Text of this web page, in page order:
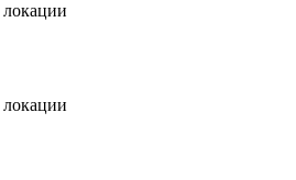
локации
локации